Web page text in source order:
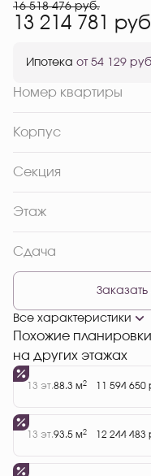
16 518 476 руб.
13 214 781
Ипотека от 54 129
Номер квартиры
Корпус
Секция
Этаж
Сдача
Заказать
Все характеристики
Похожие планировки
на других этажах
13 эт.88.3 м2 11 594 650
13 эт.93.5 м2 12 244 483